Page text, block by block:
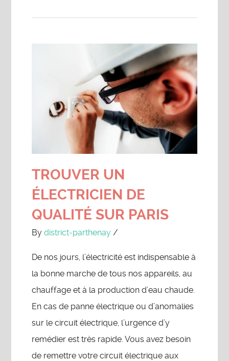
TROUVER UN
ÉLECTRICIEN DE
QUALITÉ SUR PARIS
Bydistrict-parthenay /
De nos jours, l’électricité est indispensable à
la bonne marche de tous nos appareils, au
chauffage et à la production d’eau chaude.
En cas de panne électrique ou d’anomalies
sur le circuit électrique, l’urgence d’y
remédier est très rapide. Vous avez besoin
de remettre votre circuit électrique aux